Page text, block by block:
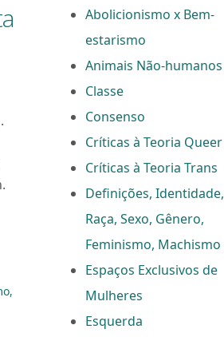
Abolicionismo x Bem-
estarismo
Animais Não-humanos
Classe
Consenso
Críticas à Teoria Queer
Críticas à Teoria Trans
Definições, Identidade,
Raça, Sexo, Gênero,
Feminismo, Machismo
Espaços Exclusivos de
Mulheres
Esquerda